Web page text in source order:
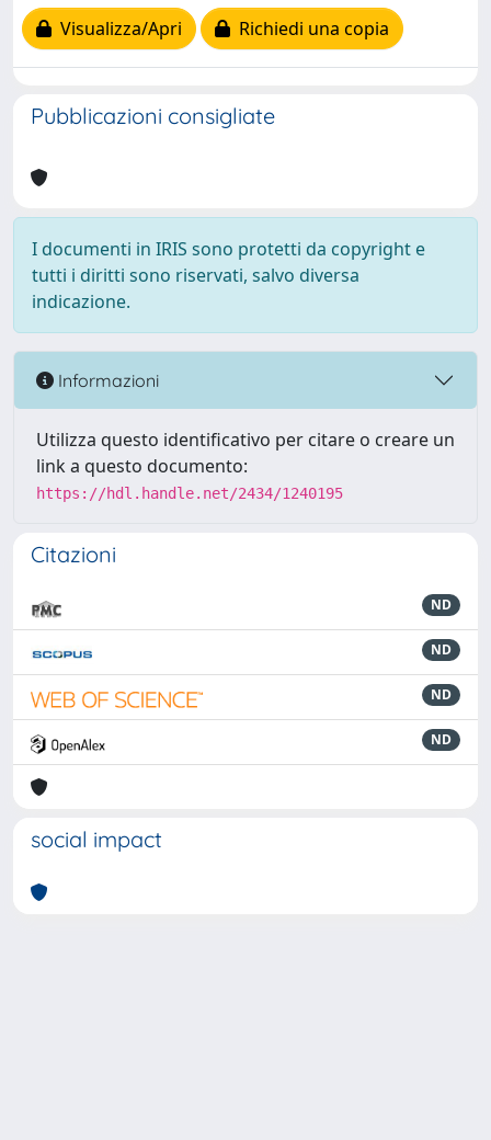
Visualizza/Apri
Richiedi una copia
Pubblicazioni consigliate
I documenti in IRIS sono protetti da copyright e
tutti i diritti sono riservati, salvo diversa
indicazione.
Informazioni
Utilizza questo identificativo per citare o creare un
link a questo documento:
https://hdl.handle.net/2434/1240195
Citazioni
ND
ND
ND
ND
social impact